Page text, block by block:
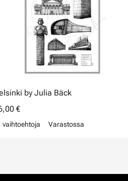
by Julia Bäck
€
vaihtoehtoja Varastossa